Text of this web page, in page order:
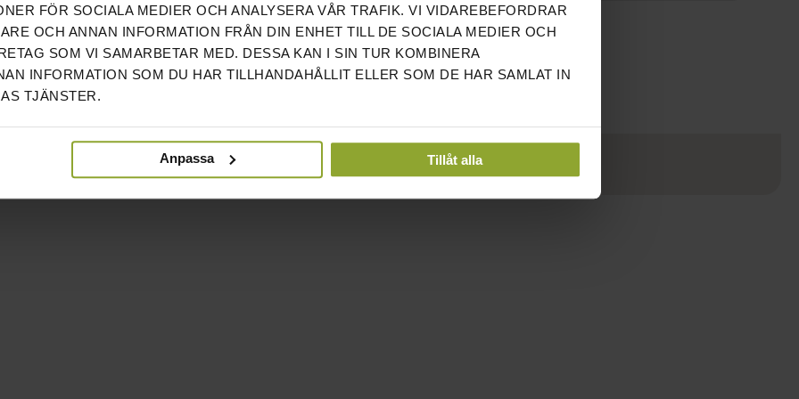
FÖR SOCIALA MEDIER OCH ANALYSERA VÅR TRAFIK. VI VIDAREBEFORDRAR
OCH ANNAN INFORMATION FRÅN DIN ENHET TILL DE SOCIALA MEDIER OCH
SOM VI SAMARBETAR MED. DESSA KAN I SIN TUR KOMBINERA
INFORMATION SOM DU HAR TILLHANDAHÅLLIT ELLER SOM DE HAR SAMLAT IN
TJÄNSTER.
Anpassa Tillåt alla
VISA ALLA RECENSIONER
SKRIV EN RECENSION
ÖNSKA